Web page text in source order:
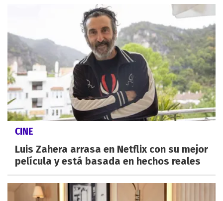
CINE
Luis Zahera arrasa en Netflix con su mejor
película y está basada en hechos reales